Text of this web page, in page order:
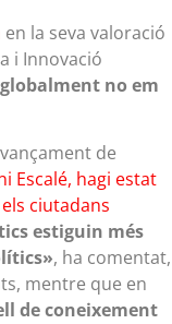
en la seva valoració
i Innovació
no em
de
Escalé, hagi estat
ciutadans
estiguin més
, ha comentat,
mentre que en
de coneixement